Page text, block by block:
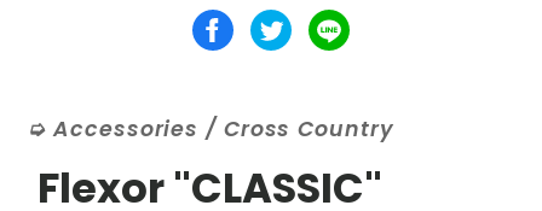
Accessories / Cross Country
Flexor "CLASSIC"